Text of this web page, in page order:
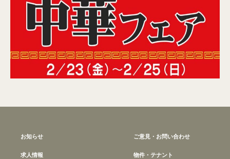
お知らせ
求人情報
ご意見・お問い合わせ
物件・テナント